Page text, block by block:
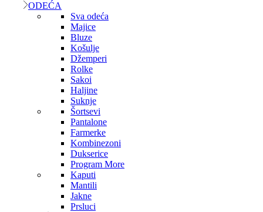
ODEĆA
Sva odeća
Majice
Bluze
Košulje
Džemperi
Rolke
Sakoi
Haljine
Suknje
Šortsevi
Pantalone
Farmerke
Kombinezoni
Dukserice
Program More
Kaputi
Mantili
Jakne
Prsluci